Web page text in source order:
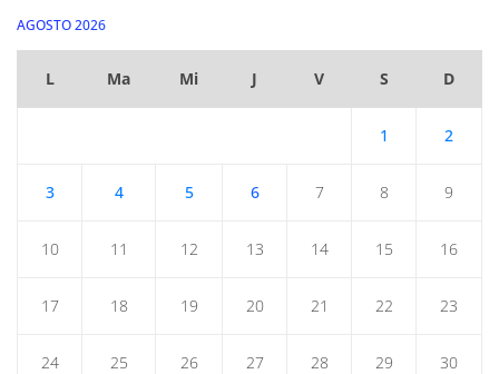
AGOSTO 2026
L Ma Mi J V S D
1 2
3 4 5 6 7 8 9
10 11 12 13 14 15 16
17 18 19 20 21 22 23
24 25 26 27 28 29 30